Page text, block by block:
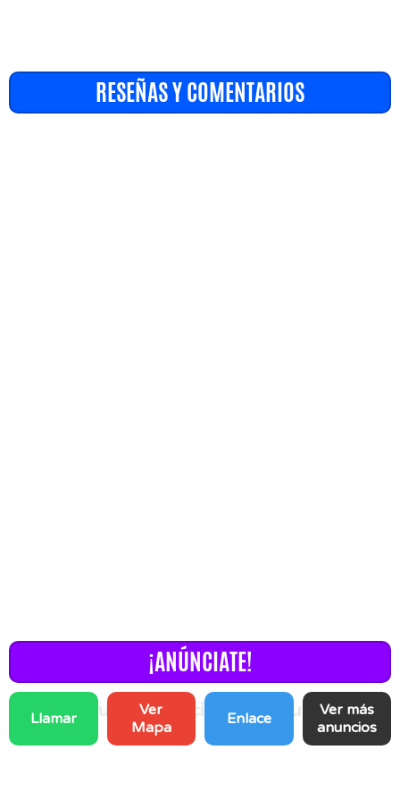
RESEÑAS Y COMENTARIOS
¡ANÚNCIATE!
Llamar
Ver
Mapa
Enlace
Ver más
anuncios
🚗🔧 Vehículos: Servicios y Productos 🎶